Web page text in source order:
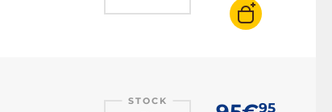
STOCK 95